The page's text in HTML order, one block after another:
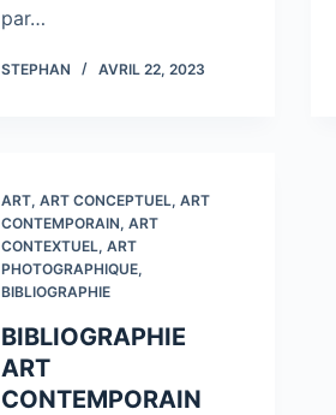
par…
STEPHAN AVRIL 22, 2023
ART,ART CONCEPTUEL,ART
CONTEMPORAIN,ART
CONTEXTUEL,ART
PHOTOGRAPHIQUE,
BIBLIOGRAPHIE
BIBLIOGRAPHIE
ART
CONTEMPORAIN